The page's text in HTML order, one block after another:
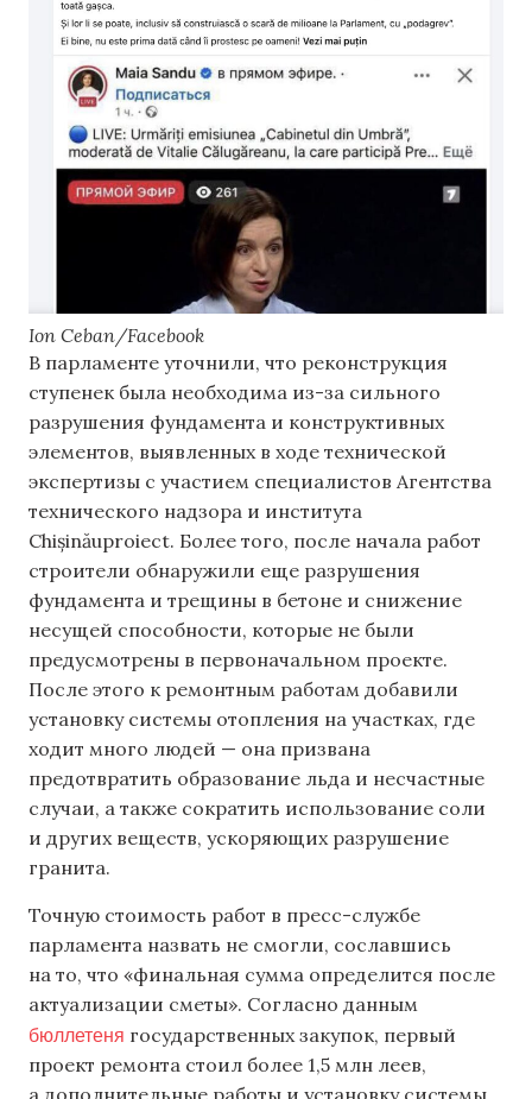
Ion Ceban/Facebook
В парламенте уточнили, что реконструкция
ступенек была необходима из-за сильного
разрушения фундамента и конструктивных
элементов, выявленных в ходе технической
экспертизы с участием специалистов Агентства
технического надзора и института
Chișinăuproiect. Более того, после начала работ
строители обнаружили еще разрушения
фундамента и трещины в бетоне и снижение
несущей способности, которые не были
предусмотрены в первоначальном проекте.
После этого к ремонтным работам добавили
установку системы отопления на участках, где
ходит много людей — она призвана
предотвратить образование льда и несчастные
случаи, а также сократить использование соли
и других веществ, ускоряющих разрушение
гранита.
Точную стоимость работ в пресс-службе
парламента назвать не смогли, сославшись
на то, что «финальная сумма определится после
актуализации сметы». Согласно данным
бюллетеня государственных закупок, первый
проект ремонта стоил более 1,5 млн леев,
а дополнительные работы и установку системы